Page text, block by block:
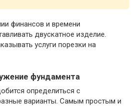
финансов и времени
двускатное изделие.
услуги порезки на
фундамента
определиться с
варианты. Самым простым и